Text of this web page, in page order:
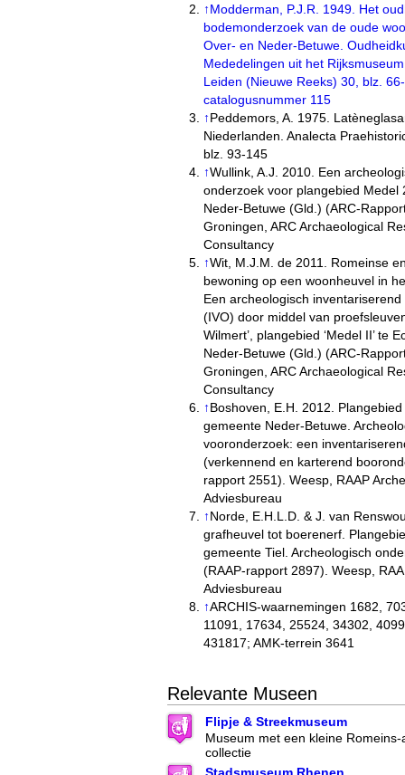
↑Modderman, P.J.R. 1949. Het
bodemonderzoek van de oude
Over- en Neder-Betuwe.
Mededelingen uit het
Leiden (Nieuwe Reeks) 30, blz.
catalogusnummer 115
↑Peddemors, A. 1975.
Niederlanden. Analecta
blz. 93-145
↑Wullink, A.J. 2010. Een
onderzoek voor plangebied Medel
Neder-Betuwe (Gld.) (ARC-
Groningen, ARC Archaeological
Consultancy
↑Wit, M.J.M. de 2011. Romeinse
bewoning op een woonheuvel in
Een archeologisch
(IVO) door middel van
Wilmert’, plangebied ‘Medel II’ te
Neder-Betuwe (Gld.) (ARC-
Groningen, ARC Archaeological
Consultancy
↑Boshoven, E.H. 2012.
gemeente Neder-Betuwe.
vooronderzoek: een
(verkennend en karterend
rapport 2551). Weesp, RAAP
Adviesbureau
↑Norde, E.H.L.D. & J. van
grafheuvel tot boerenerf.
gemeente Tiel. Archeologisch
(RAAP-rapport 2897). Weesp,
Adviesbureau
↑ARCHIS-waarnemingen 1682,
11091, 17634, 25524, 34302,
431817; AMK-terrein 3641
Relevante Museen
Flipje & Streekmuseum
Museum met een kleine
collectie
Stadsmuseum Rhenen